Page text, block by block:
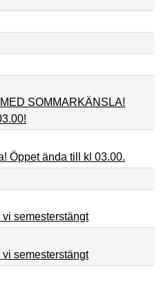
SOMMARKÄNSLA!
Öppet ända till kl 03.00.
semesterstängt
semesterstängt